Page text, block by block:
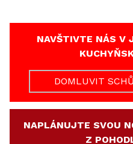
NAVŠTIVTE NÁS V
DOMLUVIT
NAPLÁNUJTE SVOU
Z